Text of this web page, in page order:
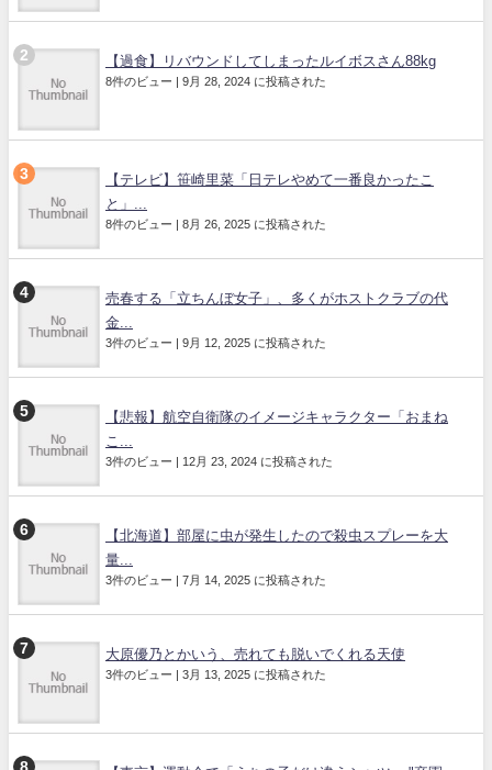
【過食】リバウンドしてしまったルイボスさん88kg
8件のビュー | 9月 28, 2024 に投稿された
【テレビ】笹崎里菜「日テレやめて一番良かったこ
と」...
8件のビュー | 8月 26, 2025 に投稿された
売春する「立ちんぼ女子」、多くがホストクラブの代
金...
3件のビュー | 9月 12, 2025 に投稿された
【悲報】航空自衛隊のイメージキャラクター「おまね
こ...
3件のビュー | 12月 23, 2024 に投稿された
【北海道】部屋に虫が発生したので殺虫スプレーを大
量...
3件のビュー | 7月 14, 2025 に投稿された
大原優乃とかいう、売れても脱いでくれる天使
3件のビュー | 3月 13, 2025 に投稿された